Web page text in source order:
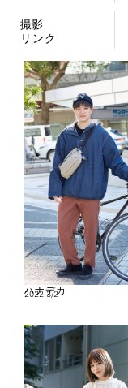
撮影
リンク
ハナデカ
2022.3/2